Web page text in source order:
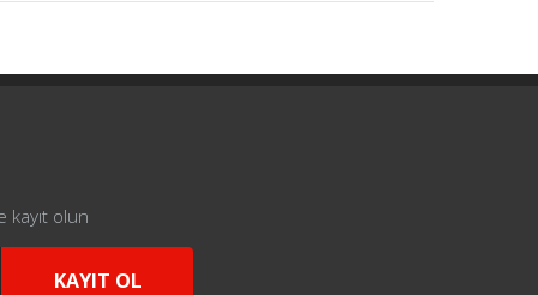
kayıt olun
KAYIT OL